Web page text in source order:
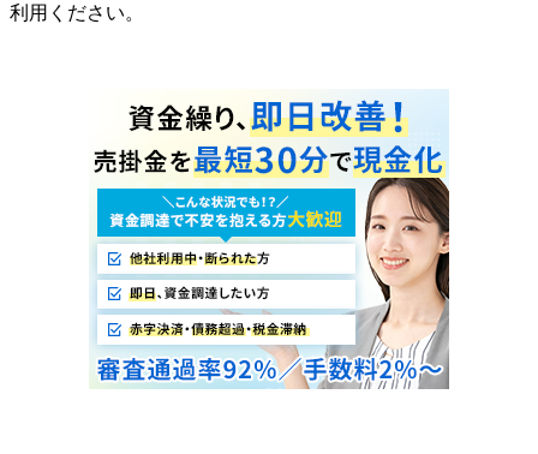
利用ください。